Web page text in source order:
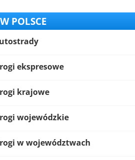
POLSCE
ekspresowe
krajowe
wojewódzkie
w województwach